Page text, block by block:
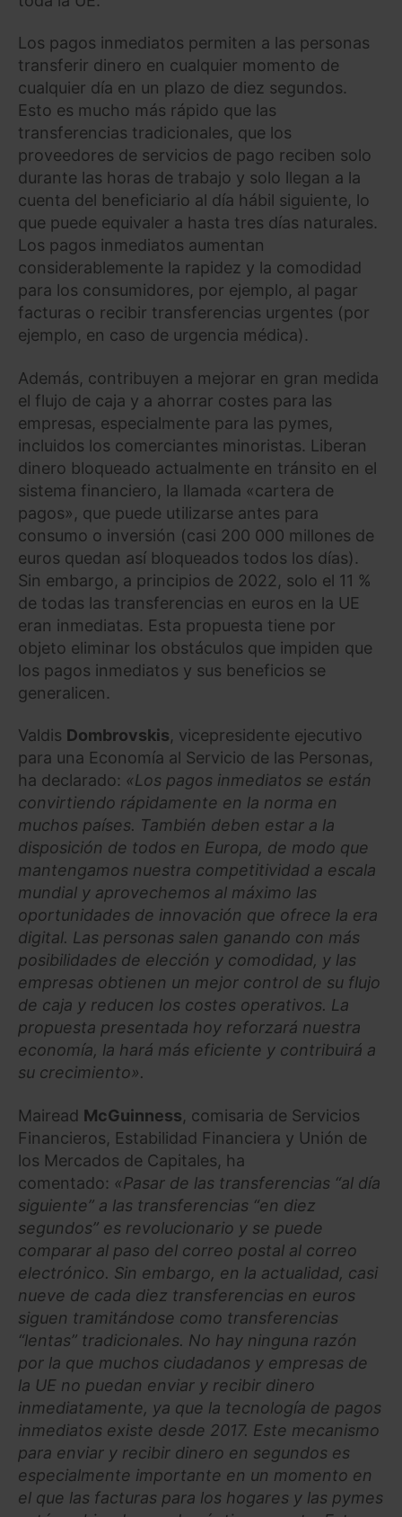
Los pagos inmediatos permiten a las personas
transferir dinero en cualquier momento de
cualquier día en un plazo de diez segundos.
Esto es mucho más rápido que las
transferencias tradicionales, que los
proveedores de servicios de pago reciben solo
durante las horas de trabajo y solo llegan a la
cuenta del beneficiario al día hábil siguiente, lo
que puede equivaler a hasta tres días naturales.
Los pagos inmediatos aumentan
considerablemente la rapidez y la comodidad
para los consumidores, por ejemplo, al pagar
facturas o recibir transferencias urgentes (por
ejemplo, en caso de urgencia médica).
Además, contribuyen a mejorar en gran medida
el flujo de caja y a ahorrar costes para las
empresas, especialmente para las pymes,
incluidos los comerciantes minoristas. Liberan
dinero bloqueado actualmente en tránsito en el
sistema financiero, la llamada «cartera de
pagos», que puede utilizarse antes para
consumo o inversión (casi 200 000 millones de
euros quedan así bloqueados todos los días).
Sin embargo, a principios de 2022, solo el 11 %
de todas las transferencias en euros en la UE
eran inmediatas. Esta propuesta tiene por
objeto eliminar los obstáculos que impiden que
los pagos inmediatos y sus beneficios se
generalicen.
Valdis Dombrovskis, vicepresidente ejecutivo
para una Economía al Servicio de las Personas,
ha declarado: «Los pagos inmediatos se están
convirtiendo rápidamente en la norma en
muchos países. También deben estar a la
disposición de todos en Europa, de modo que
mantengamos nuestra competitividad a escala
mundial y aprovechemos al máximo las
oportunidades de innovación que ofrece la era
digital. Las personas salen ganando con más
posibilidades de elección y comodidad, y las
empresas obtienen un mejor control de su flujo
de caja y reducen los costes operativos. La
propuesta presentada hoy reforzará nuestra
economía, la hará más eficiente y contribuirá a
su crecimiento».
Mairead McGuinness, comisaria de Servicios
Financieros, Estabilidad Financiera y Unión de
los Mercados de Capitales, ha
comentado: «Pasar de las transferencias “al día
siguiente” a las transferencias “en diez
segundos” es revolucionario y se puede
comparar al paso del correo postal al correo
electrónico. Sin embargo, en la actualidad, casi
nueve de cada diez transferencias en euros
siguen tramitándose como transferencias
“lentas” tradicionales. No hay ninguna razón
por la que muchos ciudadanos y empresas de
la UE no puedan enviar y recibir dinero
inmediatamente, ya que la tecnología de pagos
inmediatos existe desde 2017. Este mecanismo
para enviar y recibir dinero en segundos es
especialmente importante en un momento en
el que las facturas para los hogares y las pymes